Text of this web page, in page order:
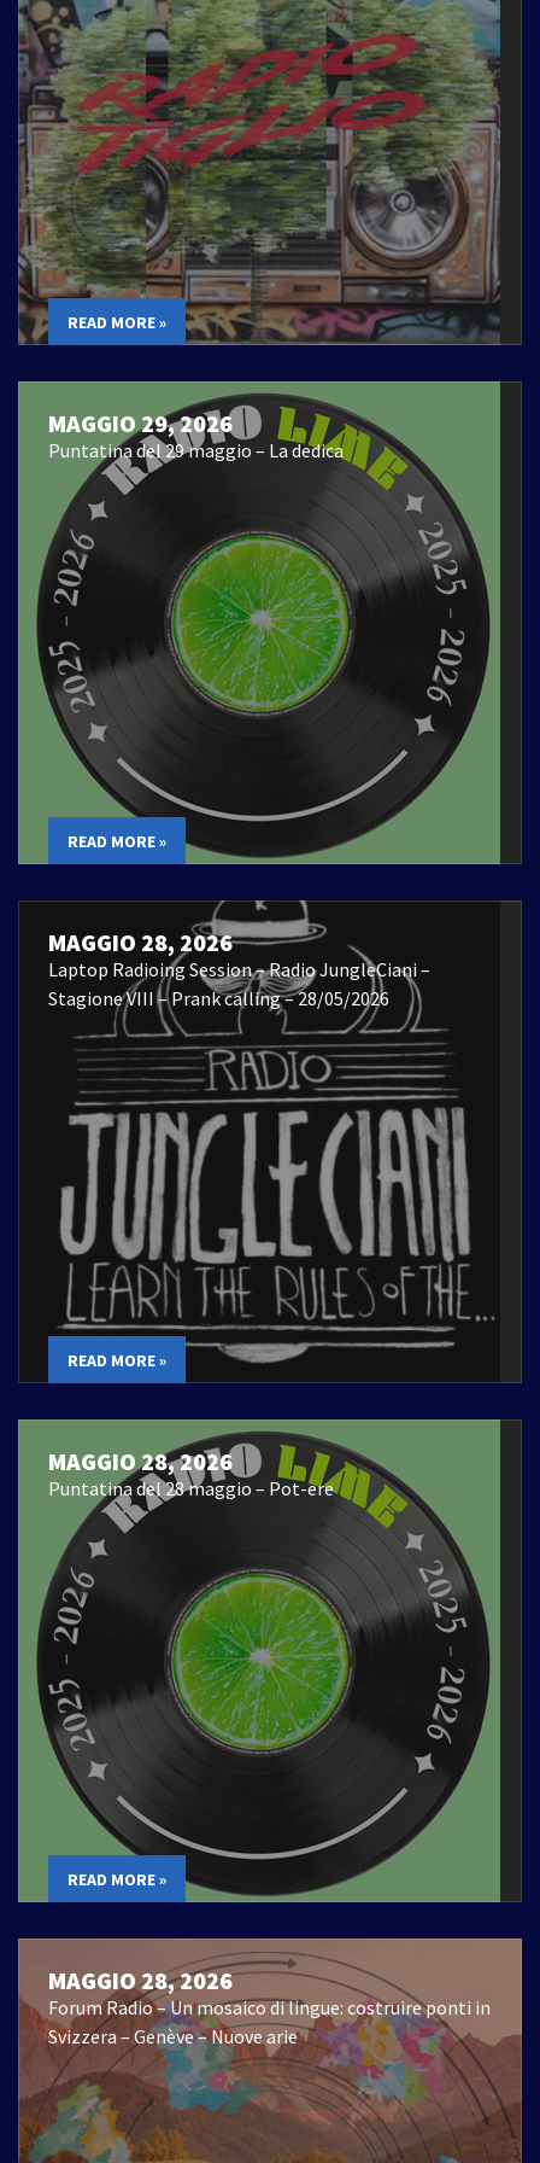
READ MORE »
MAGGIO 29, 2026
Puntatina del 29 maggio – La dedica
READ MORE »
MAGGIO 28, 2026
Laptop Radioing Session – Radio JungleCiani –
Stagione VIII – Prank calling – 28/05/2026
READ MORE »
MAGGIO 28, 2026
Puntatina del 28 maggio – Pot-ere
READ MORE »
MAGGIO 28, 2026
Forum Radio – Un mosaico di lingue: costruire ponti in
Svizzera – Genève – Nuove arie